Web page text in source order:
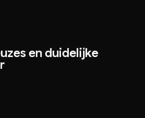
en duidelijke